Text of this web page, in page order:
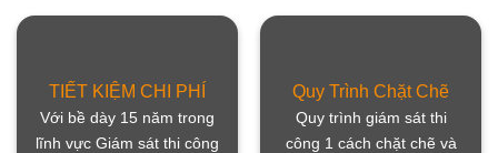
TIẾT KIỆM CHI PHÍ
Với bề dày 15 năm trong
lĩnh vực Giám sát thi công
Quy Trình Chặt Chẽ
Quy trình giám sát thi
công 1 cách chặt chẽ và